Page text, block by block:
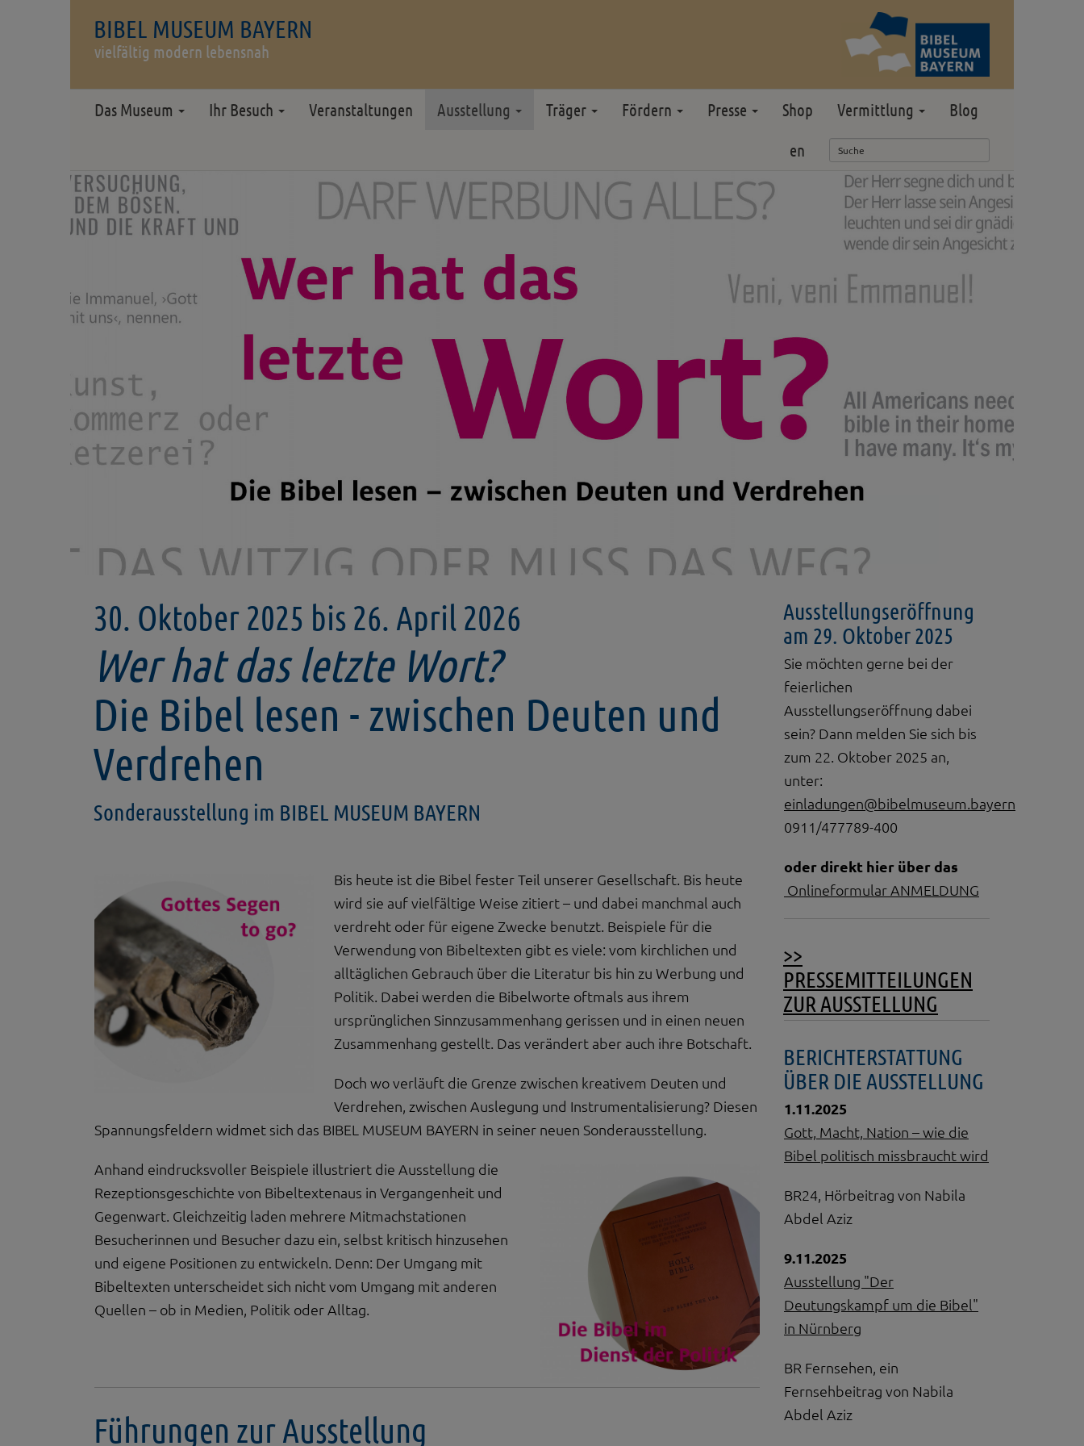
BIBEL MUSEUM BAYERN
vielfältig modern lebensnah
Das Museum Ihr Besuch Veranstaltungen Ausstellung Träger Fördern Presse Shop Vermittlung Blog
en
30. Oktober 2025 bis 26. April 2026
Wer hat das letzte Wort?
Die Bibel lesen - zwischen Deuten und
Verdrehen
Sonderausstellung im BIBEL MUSEUM BAYERN
Bis heute ist die Bibel fester Teil unserer Gesellschaft. Bis heute
wird sie auf vielfältige Weise zitiert – und dabei manchmal auch
verdreht oder für eigene Zwecke benutzt. Beispiele für die
Verwendung von Bibeltexten gibt es viele: vom kirchlichen und
alltäglichen Gebrauch über die Literatur bis hin zu Werbung und
Politik. Dabei werden die Bibelworte oftmals aus ihrem
ursprünglichen Sinnzusammenhang gerissen und in einen neuen
Zusammenhang gestellt. Das verändert aber auch ihre Botschaft.
Doch wo verläuft die Grenze zwischen kreativem Deuten und
Verdrehen, zwischen Auslegung und Instrumentalisierung? Diesen
Spannungsfeldern widmet sich das BIBEL MUSEUM BAYERN in seiner neuen Sonderausstellung.
Anhand eindrucksvoller Beispiele illustriert die Ausstellung die
Rezeptionsgeschichte von Bibeltextenaus in Vergangenheit und
Gegenwart. Gleichzeitig laden mehrere Mitmachstationen
Besucherinnen und Besucher dazu ein, selbst kritisch hinzusehen
und eigene Positionen zu entwickeln. Denn: Der Umgang mit
Bibeltexten unterscheidet sich nicht vom Umgang mit anderen
Quellen – ob in Medien, Politik oder Alltag.
Führungen zur Ausstellung
Ausstellungseröffnung
am 29. Oktober 2025
Sie möchten gerne bei der
feierlichen
Ausstellungseröffnung dabei
sein? Dann melden Sie sich bis
zum 22. Oktober 2025 an,
unter:
einladungen@bibelmuseum.bayern
0911/477789-400
oder direkt hier über das
Onlineformular ANMELDUNG
>>
PRESSEMITTEILUNGEN
ZUR AUSSTELLUNG
BERICHTERSTATTUNG
ÜBER DIE AUSSTELLUNG
1.11.2025
Gott, Macht, Nation – wie die
Bibel politisch missbraucht wird
BR24, Hörbeitrag von Nabila
Abdel Aziz
9.11.2025
Ausstellung "Der
Deutungskampf um die Bibel"
in Nürnberg
BR Fernsehen, ein
Fernsehbeitrag von Nabila
Abdel Aziz